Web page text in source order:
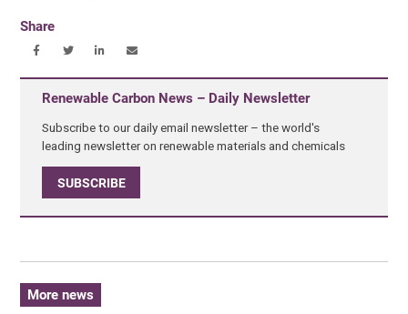
Share
Renewable Carbon News – Daily Newsletter
Subscribe to our daily email newsletter – the world's
leading newsletter on renewable materials and chemicals
SUBSCRIBE
More news